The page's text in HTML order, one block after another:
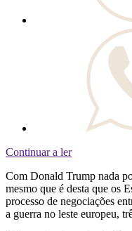
Continuar a ler
Com Donald Trump nada
mesmo que é desta que os
processo de negociações
a guerra no leste europeu,